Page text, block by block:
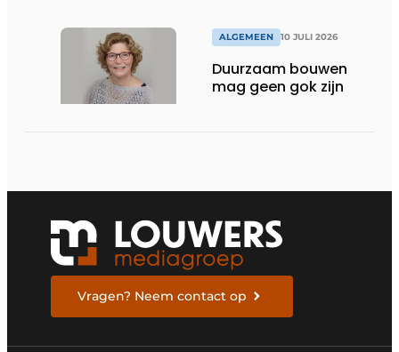
ALGEMEEN 10 JULI 2026
Duurzaam bouwen
mag geen gok zijn
Vragen? Neem contact op